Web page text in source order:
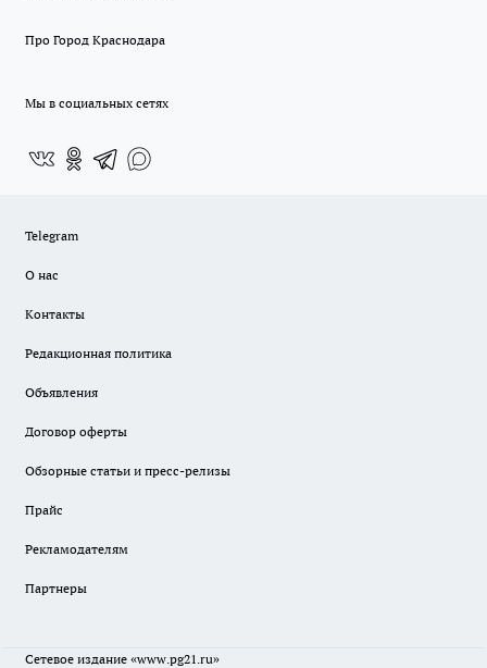
Про Город Краснодара
Мы в социальных сетях
Telegram
О нас
Контакты
Редакционная политика
Объявления
Договор оферты
Обзорные статьи и пресс-релизы
Прайс
Рекламодателям
Партнеры
Сетевое издание «www.pg21.ru»